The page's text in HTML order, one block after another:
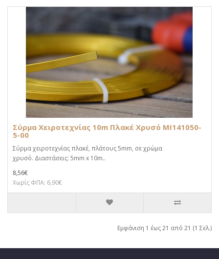
Σύρμα Χειροτεχνίας 10m Πλακέ Χρυσό MI141050-
5-00
Σύρμα χειροτεχνίας πλακέ, πλάτους 5mm, σε χρώμα
χρυσό. Διαστάσεις: 5mm x 10m..
8,56€
Χωρίς ΦΠΑ: 6,90€
Εμφάνιση 1 έως 21 από 21 (1 Σελ.)